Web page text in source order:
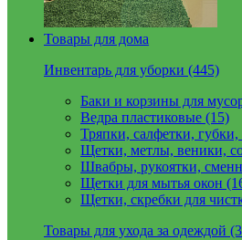
Товары для дома
Инвентарь для уборки (445)
Баки и корзины для
Ведра пластиковые (15)
Тряпки, салфетки,
Щетки, метлы, веники,
Швабры, рукоятки,
Щетки для мытья окон
Щетки, скребки для
Товары для ухода за одеждой